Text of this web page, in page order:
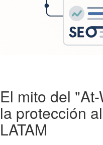
El mito del
la protección
LATAM